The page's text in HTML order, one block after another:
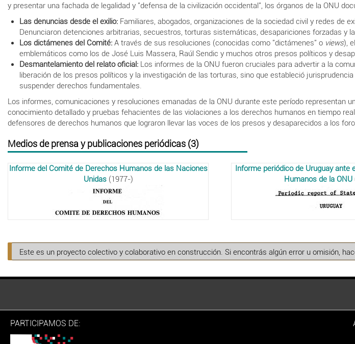
y presentar una fachada de legalidad y "defensa de la civilización occidental", los órganos de la ONU
Las denuncias desde el exilio:Familiares, abogados, organizaciones de la sociedad civil y redes de
Denunciaron detenciones arbitrarias, secuestros, torturas sistemáticas, desapariciones forzadas y
Los dictámenes del Comité:A través de sus resoluciones (conocidas como "dictámenes" o views),
emblemáticos como los de José Luis Massera, Raúl Sendic y muchos otros presos políticos y
Desmantelamiento del relato oficial:Los informes de la ONU fueron cruciales para advertir a la
liberación de los presos políticos y la investigación de las torturas, sino que estableció
suspender derechos fundamentales.
Los informes, comunicaciones y resoluciones emanadas de la ONU durante este período representan
conocimiento detallado y pruebas fehacientes de las violaciones a los derechos humanos en tiempo
defensores de derechos humanos que lograron llevar las voces de los presos y desaparecidos a los
Medios de prensa y publicaciones periódicas (3)
Informe del Comité de Derechos Humanos de las Naciones
Unidas(1977-)
Informe periódico de Uruguay ante
Humanos de la ONU
Este es un proyecto colectivo y colaborativo en construcción. Si encontrás algún error u omisión,
PARTICIPAMOS DE: